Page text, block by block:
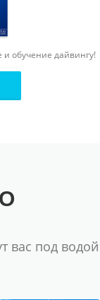
обучение дайвингу!
вас под водой